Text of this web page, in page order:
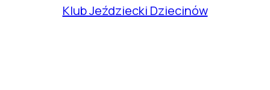
Klub Jeździecki Dziecinów